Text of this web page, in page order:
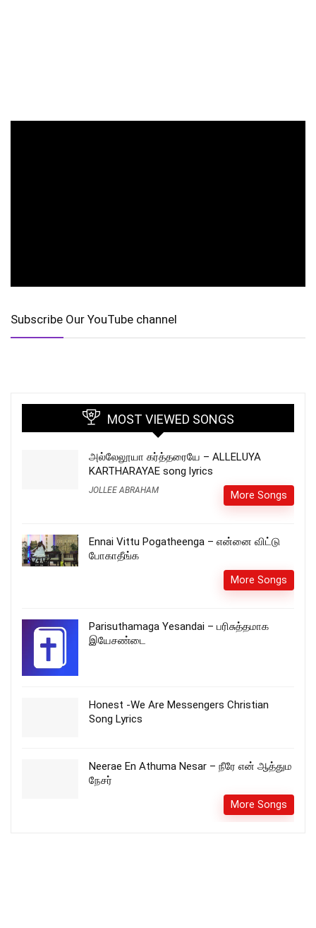
Subscribe Our YouTube channel
MOST VIEWED SONGS
அல்லேலூயா கர்த்தரையே – ALLELUYA
KARTHARAYAE song lyrics
JOLLEE ABRAHAM More Songs
Ennai Vittu Pogatheenga – என்னை விட்டு
போகாதீங்க
More Songs
Parisuthamaga Yesandai – பரிசுத்தமாக
இயேசண்டை
Honest -We Are Messengers Christian
Song Lyrics
Neerae En Athuma Nesar – நீரே என் ஆத்தும
நேசர்
More Songs